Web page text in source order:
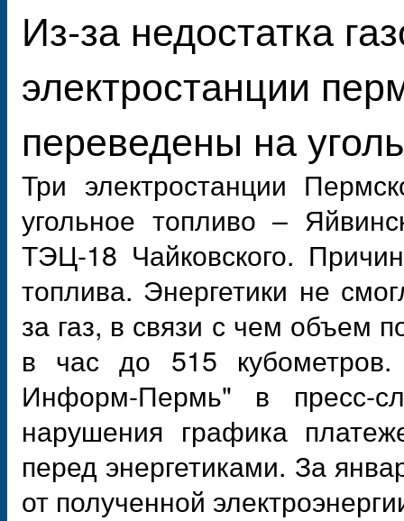
Из-за недостатка
электростанции
переведены на уголь
Три электростанции
угольное топливо –
ТЭЦ-18 Чайковского.
топлива. Энергетики не
за газ, в связи с чем объем
в час до 515 кубометров.
Информ-Пермь" в пресс-
нарушения графика
перед энергетиками. За
от полученной